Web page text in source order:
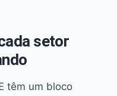
setor
têm um bloco